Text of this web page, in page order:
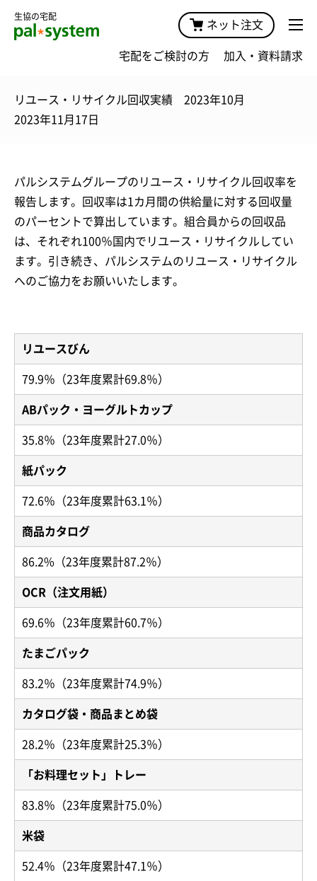
生協の宅配
ネット注文
宅配をご検討の方 加入・資料請求
リユース・リサイクル回収実績 2023年10月
2023年11月17日
パルシステムグループのリユース・リサイクル回収率を
報告します。回収率は1カ月間の供給量に対する回収量
のパーセントで算出しています。組合員からの回収品
は、それぞれ100％国内でリユース・リサイクルしてい
ます。引き続き、パルシステムのリユース・リサイクル
へのご協力をお願いいたします。
リユースびん
79.9％（23年度累計69.8％）
ABパック・ヨーグルトカップ
35.8％（23年度累計27.0％）
紙パック
72.6％（23年度累計63.1％）
商品カタログ
86.2%（23年度累計87.2％）
OCR（注文用紙）
69.6％（23年度累計60.7％）
たまごパック
83.2％（23年度累計74.9％）
カタログ袋・商品まとめ袋
28.2％（23年度累計25.3％）
「お料理セット」トレー
83.8％（23年度累計75.0％）
米袋
52.4％（23年度累計47.1％）